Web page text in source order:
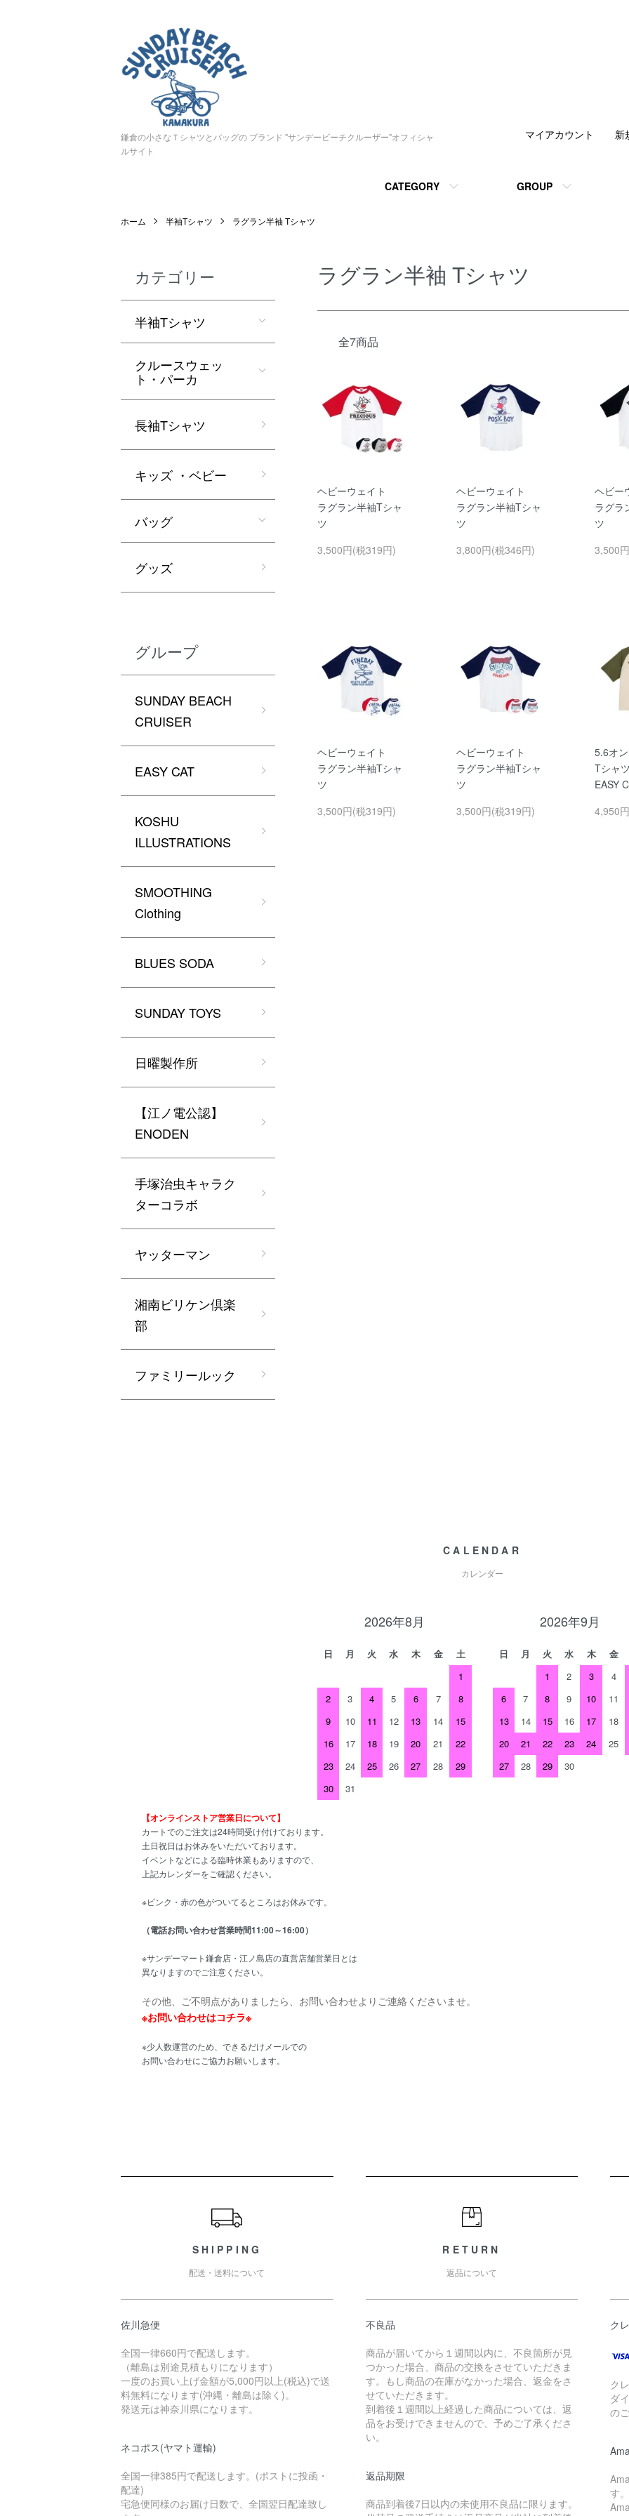
鎌倉の小さなＴシャツとバッグの ブランド "サンデービーチクルーザー"オフィシャ
ルサイト
CATEGORY GROUP
マイアカウント 新
ホーム 半袖Tシャツ ラグラン半袖 Tシャツ
ラグラン半袖 Tシャツ
全7商品
ヘビーウェイト
ラグラン半袖Tシャ
ツ
3,500円(税319円)
ヘビーウェイト
ラグラン半袖Tシャ
ツ
3,800円(税346円)
ヘビー
ラグラ
ツ
3,500
ヘビーウェイト
ラグラン半袖Tシャ
ツ
3,500円(税319円)
ヘビーウェイト
ラグラン半袖Tシャ
ツ
3,500円(税319円)
5.6オ
Tシャツ
EASY
4,950
カテゴリー
半袖Tシャツ
クルースウェッ
ト・パーカ
長袖Tシャツ
キッズ ・ベビー
バッグ
グッズ
グループ
SUNDAY BEACH
CRUISER
EASY CAT
KOSHU
ILLUSTRATIONS
SMOOTHING
Clothing
BLUES SODA
SUNDAY TOYS
日曜製作所
【江ノ電公認】
ENODEN
手塚治虫キャラク
ターコラボ
ヤッターマン
湘南ビリケン倶楽
部
ファミリールック
CALENDAR
カレンダー
2026年8月
日 月 火 水 木 金
土
1
2
3 4 5 6 7
8
9
10 11 12 13 14
15
16
17 18 19 20 21
22
23
24 25 26 27 28
29
30
31
2026年9月
日 月 火 水 木 金
1
2 3 4
6
7 8 9 10 11
13
14 15 16 17 18
20
21 22 23 24 25
27
28 29 30
【オンラインストア営業日について】
カートでのご注文は24時間受け付けております。
土日祝日はお休みをいただいております。
イベントなどによる臨時休業もありますので、
上記カレンダーをご確認ください。
※ピンク・赤の色がついてるところはお休みです。
（電話お問い合わせ営業時間11:00～16:00）
※サンデーマート鎌倉店・江ノ島店の直営店舗営業日とは
異なりますのでご注意ください。
その他、ご不明点がありましたら、お問い合わせよりご連絡くださいませ。
※お問い合わせはコチラ※
※少人数運営のため、できるだけメールでの
お問い合わせにご協力お願いします。
SHIPPING
配送・送料について
佐川急便
全国一律660円で配送します。
（離島は別途見積もりになります）
一度のお買い上げ金額が5,000円以上(税込)で送
料無料になります(沖縄・離島は除く)。
発送元は神奈川県になります。
ネコポス(ヤマト運輸)
全国一律385円で配送します。(ポストに投函・
配達)
宅急便同様のお届け日数で、全国翌日配達致し
RETURN
返品について
不良品
商品が届いてから１週間以内に、不良箇所が見
つかった場合、商品の交換をさせていただきま
す。もし商品の在庫がなかった場合、返金をさ
せていただきます。
到着後１週間以上経過した商品については、返
品をお受けできませんので、予めご了承くださ
い。
返品期限
商品到着後7日以内の未使用不良品に限ります。
ク
ク
ダ
の
す。